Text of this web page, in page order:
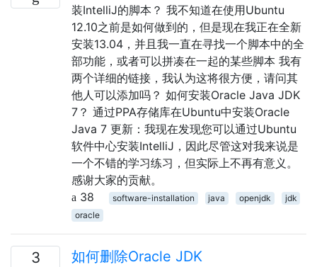
装IntelliJ的脚本？ 我不知道在使用Ubuntu
12.10之前是如何做到的，但是现在我正在全新
安装13.04，并且我一直在寻找一个脚本中的全
部功能，或者可以拼凑在一起的某些脚本 我有
两个详细的链接，我认为这将很方便，请问其
他人可以添加吗？ 如何安装Oracle Java JDK
7？ 通过PPA存储库在Ubuntu中安装Oracle
Java 7 更新：我现在发现您可以通过Ubuntu
软件中心安装IntelliJ，因此尽管这对我来说是
一个不错的学习练习，但实际上不再有意义。
感谢大家的贡献。
38
software-installation java openjdk
jdk
oracle
3 如何删除Oracle JDK